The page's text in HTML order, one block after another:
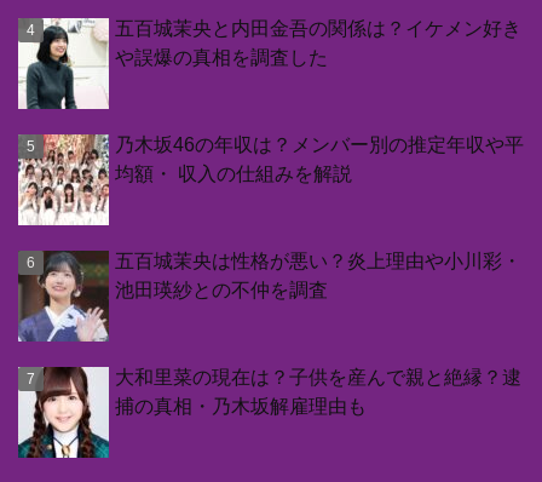
五百城茉央と内田金吾の関係は？イケメン好き
や誤爆の真相を調査した
乃木坂46の年収は？メンバー別の推定年収や平
均額・ 収入の仕組みを解説
五百城茉央は性格が悪い？炎上理由や小川彩・
池田瑛紗との不仲を調査
大和里菜の現在は？子供を産んで親と絶縁？逮
捕の真相・乃木坂解雇理由も